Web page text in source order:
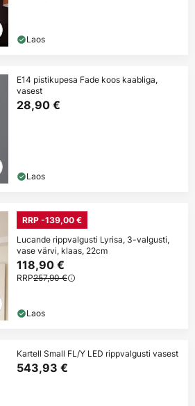
Laos
E14 pistikupesa Fade koos kaabliga,
vasest
28,90 €
Laos
RRP -139,00 €
Lucande rippvalgusti Lyrisa, 3-valgusti,
vase värvi, klaas, 22cm
118,90 €
RRP257,90 €
Laos
Kartell Small FL/Y LED rippvalgusti vasest
543,93 €